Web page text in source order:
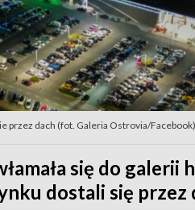
przez dach (fot. Galeria Ostrovia/Facebook)
się do
dostali się przez